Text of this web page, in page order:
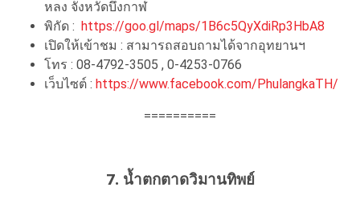
หลง จังหวัดบึงกาฬ
พิกัด : https://goo.gl/maps/1B6c5QyXdiRp3HbA8
เปิดให้เข้าชม : สามารถสอบถามได้จากอุทยานฯ
โทร : 08-4792-3505 , 0-4253-0766
เว็บไซต์ : https://www.facebook.com/PhulangkaTH/
==========
7. น้ำตกตาดวิมานทิพย์